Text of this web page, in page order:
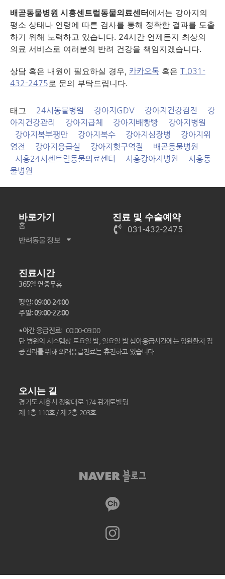
배곧동물병원 시흥센트럴동물의료센터에서는 강아지의
평소 상태나 연령에 따른 검사를 통해 정확한 결과를 도출
하기 위해 노력하고 있습니다. 24시간 언제든지 최상의
의료 서비스로 여러분의 반려 건강을 책임지겠습니다.
​상담 혹은 내원이 필요하실 경우, 카카오톡 혹은 T.031-
432-2475 로 문의 부탁드립니다.
태그 24시동물병원 강아지GDV 강아지건강검진
강
아지건강관리
강아지급체 강아지배빵빵
강아지병원
강아지복부팽만
강아지복수 강아지심장병
강아지위
염전
강아지응급실 강아지헛구역질
배곧동물병원
시흥24시센트럴동물의료센터
시흥강아지병원
시흥동
물병원
바로가기
홈
반려동물 정보
진료 및 수술예약
031-432-2475
진료시간
365일 연중무휴
평일: 09:00-24:00
주말: 09:00-22:00
*야간 응급진료: 00:00-09:00
단 병원의 시스템상 토요일 밤, 일요일 밤 심야응급시간에는 입원환자 집
중관리를 위해 외래응급진료는 휴진하고 있습니다.
오시는 길
경기도 시흥시 정왕대로 174 광개토빌딩
제 1층 110호 / 제 2층 203호